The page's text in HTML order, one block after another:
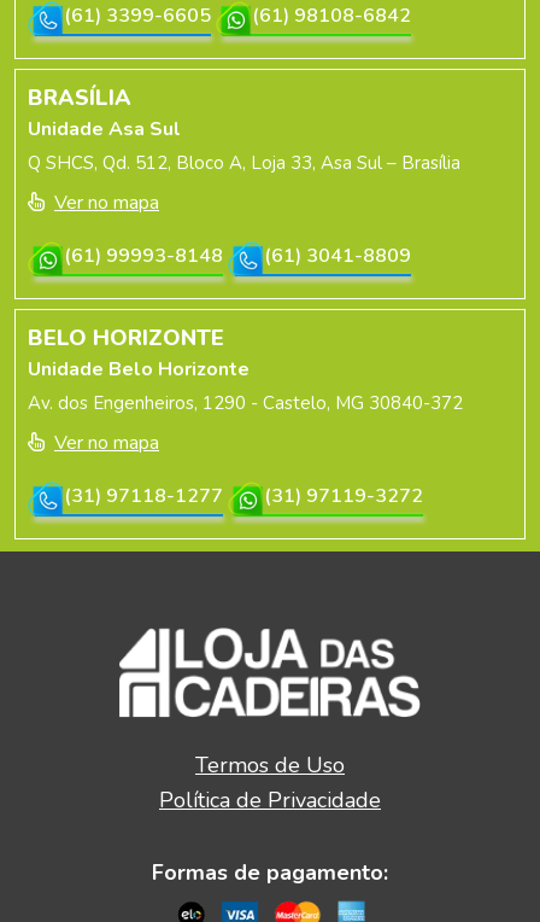
(61) 3399-6605
(61) 98108-6842
BRASÍLIA
Unidade Asa Sul
Q SHCS, Qd. 512, Bloco A, Loja 33, Asa Sul – Brasília
Ver no mapa
(61) 99993-8148
(61) 3041-8809
BELO HORIZONTE
Unidade Belo Horizonte
Av. dos Engenheiros, 1290 - Castelo, MG 30840-372
Ver no mapa
(31) 97118-1277
(31) 97119-3272
Termos de Uso
Política de Privacidade
Formas de pagamento: